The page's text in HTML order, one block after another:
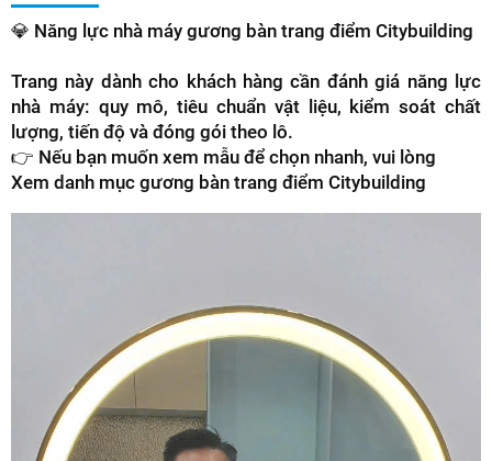
💎 Năng lực nhà máy gương bàn trang điểm Citybuilding
Trang này dành cho khách hàng cần đánh giá năng lực
nhà máy: quy mô, tiêu chuẩn vật liệu, kiểm soát chất
lượng, tiến độ và đóng gói theo lô.
👉 Nếu bạn muốn xem mẫu để chọn nhanh, vui lòng
Xem danh mục gương bàn trang điểm Citybuilding